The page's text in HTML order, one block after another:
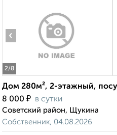
2/8
‹
Дом 280м², 2-этажный,
8 000 ₽ в сутки
Советский район, Щукина
Собственник, 04.08.2026